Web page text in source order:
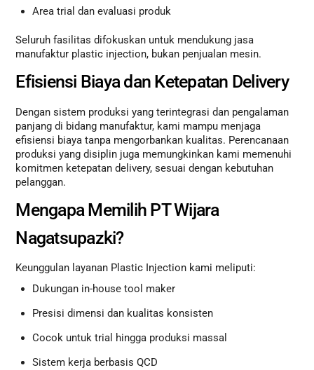
Area trial dan evaluasi produk
Seluruh fasilitas difokuskan untuk mendukung jasa
manufaktur plastic injection, bukan penjualan mesin.
Efisiensi Biaya dan Ketepatan Delivery
Dengan sistem produksi yang terintegrasi dan pengalaman
panjang di bidang manufaktur, kami mampu menjaga
efisiensi biaya tanpa mengorbankan kualitas. Perencanaan
produksi yang disiplin juga memungkinkan kami memenuhi
komitmen ketepatan delivery, sesuai dengan kebutuhan
pelanggan.
Mengapa Memilih PT Wijara
Nagatsupazki?
Keunggulan layanan Plastic Injection kami meliputi:
Dukungan in-house tool maker
Presisi dimensi dan kualitas konsisten
Cocok untuk trial hingga produksi massal
Sistem kerja berbasis QCD